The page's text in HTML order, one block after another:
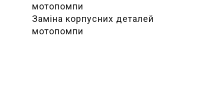
мотопомпи
Заміна корпусних деталей
мотопомпи